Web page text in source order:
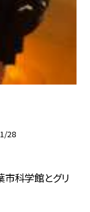
28
市科学館とグリ